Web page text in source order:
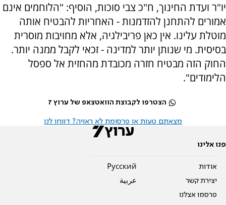
יו"ר ועדת החינוך, ח"כ צבי סוכות, הוסיף: "הלוחמים אינם
אמורים להתחנן להזדמנות - האחריות להבטיח אותה
מוטלת עלינו. אין כאן פריבילגיה, אלא מחויבות מוסרית
בסיסית. מי שנותן יותר למדינה - זכאי לקבל ממנה יותר.
החוק הזה מבטיח חזרה מכובדת מהחזית אל ספסל
הלימודים".
הצטרפו לקבוצת הוואטצאפ של ערוץ 7
מצאתם טעות או פרסומת לא ראויה? דווחו לנו
פנו אלינו
אודות
יצירת קשר
פרסמו אצלנו
Pусский
عربية